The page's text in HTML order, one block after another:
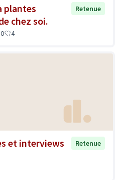
plantes
chez soi.
Retenue
0 4
et interviews
Retenue